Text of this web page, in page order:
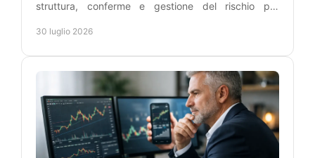
struttura, conferme e gestione del rischio per
30 luglio 2026